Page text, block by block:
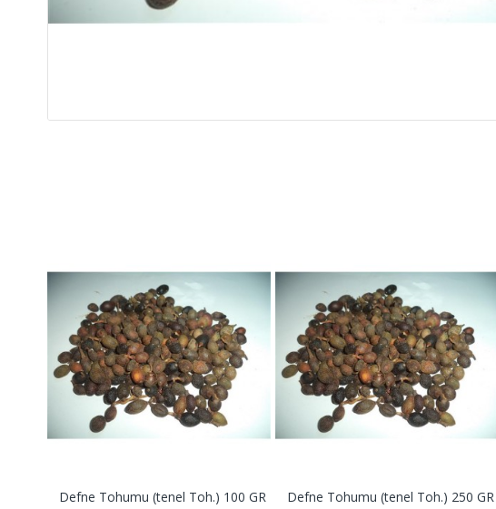
Defne Tohumu (tenel Toh.) 100 GR Defne Tohumu (tenel Toh.) 250 GR